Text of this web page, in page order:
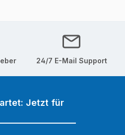
24/7 E-Mail Support
Jetzt für